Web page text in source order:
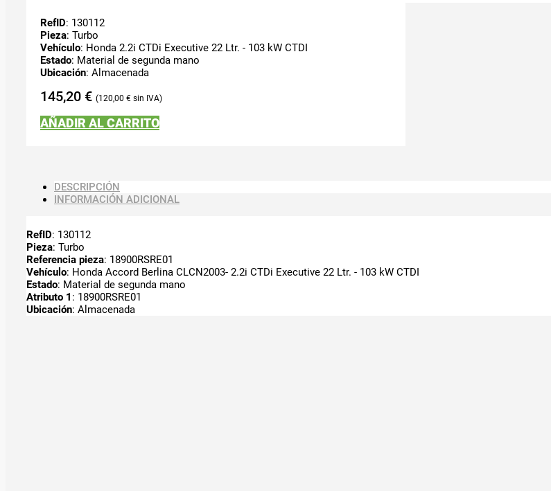
RefID: 130112
Pieza: Turbo
Vehículo: Honda 2.2i CTDi Executive 22 Ltr. - 103 kW CTDI
Estado: Material de segunda mano
Ubicación: Almacenada
145,20 € 120,00 €
AÑADIR AL CARRITO
DESCRIPCIÓN
INFORMACIÓN ADICIONAL
RefID: 130112
Pieza: Turbo
Referencia pieza: 18900RSRE01
Vehículo: Honda Accord Berlina CLCN2003- 2.2i CTDi Executive 22 Ltr. - 103 kW CTDI
Estado: Material de segunda mano
Atributo 1 : 18900RSRE01
Ubicación: Almacenada